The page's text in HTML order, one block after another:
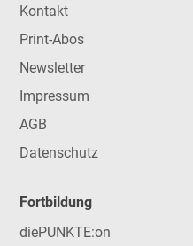
Kontakt
Print-Abos
Newsletter
Impressum
AGB
Datenschutz
Fortbildung
diePUNKTE:on